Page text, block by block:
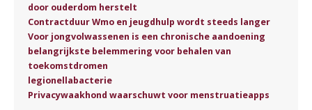
door ouderdom herstelt
Contractduur Wmo en jeugdhulp wordt steeds langer
Voor jongvolwassenen is een chronische aandoening
belangrijkste belemmering voor behalen van
toekomstdromen
legionellabacterie
Privacywaakhond waarschuwt voor menstruatieapps